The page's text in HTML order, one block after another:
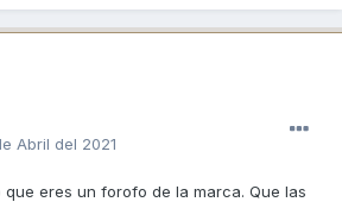
Abril del 2021
eres un forofo de la marca. Que las